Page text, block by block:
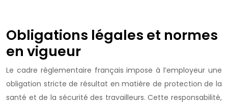
Obligations légales et normes
en vigueur
Le cadre réglementaire français impose à l’employeur une
obligation stricte de résultat en matière de protection de la
santé et de la sécurité des travailleurs. Cette responsabilité,